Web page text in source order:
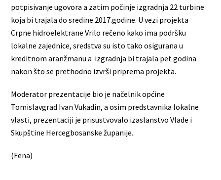
potpisivanje ugovora a zatim počinje izgradnja 22 turbine
koja bi trajala do sredine 2017.godine. U vezi projekta
Crpne hidroelektrane Vrilo rečeno kako ima podršku
lokalne zajednice, sredstva su isto tako osigurana u
kreditnom aranžmanu a izgradnja bi trajala pet godina
nakon što se prethodno izvrši priprema projekta.
Moderator prezentacije bio je načelnik općine
Tomislavgrad Ivan Vukadin, a osim predstavnika lokalne
vlasti, prezentaciji je prisustvovalo izaslanstvo Vlade i
Skupštine Hercegbosanske županije.
(Fena)